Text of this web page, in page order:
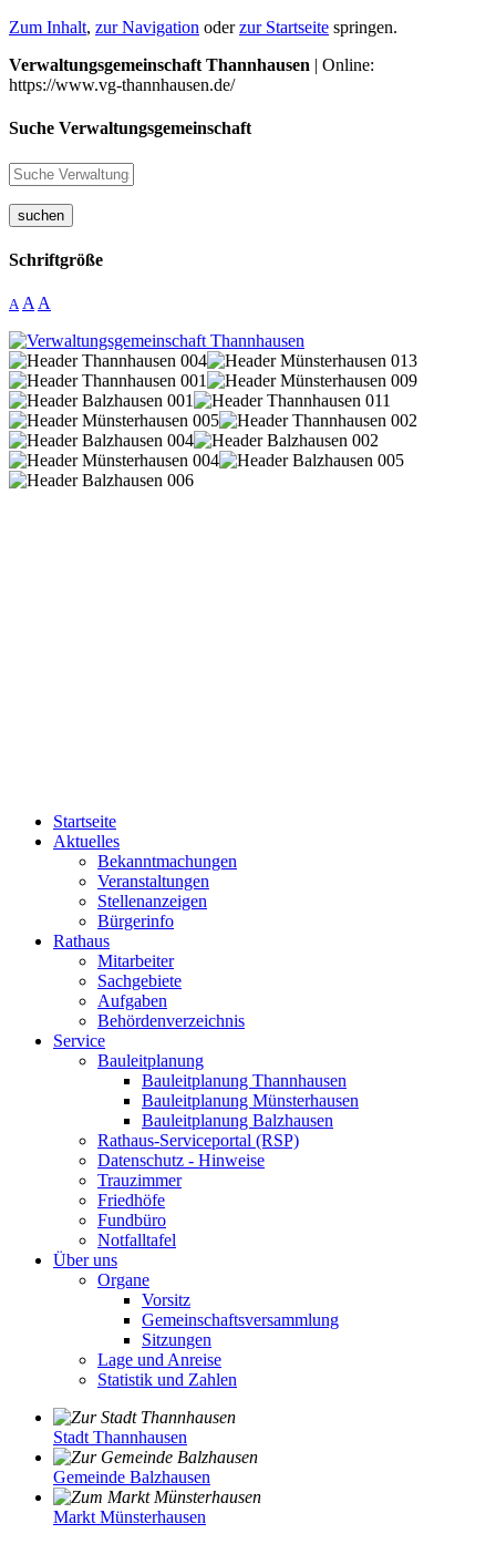
Zum Inhalt, zur Navigation oderzur Startseite springen.
Verwaltungsgemeinschaft Thannhausen | Online:
https://www.vg-thannhausen.de/
Suche Verwaltungsgemeinschaft
suchen
Schriftgröße
A A A
Startseite
Aktuelles
Bekanntmachungen
Veranstaltungen
Stellenanzeigen
Bürgerinfo
Rathaus
Mitarbeiter
Sachgebiete
Aufgaben
Behördenverzeichnis
Service
Bauleitplanung
Bauleitplanung Thannhausen
Bauleitplanung Münsterhausen
Bauleitplanung Balzhausen
Rathaus-Serviceportal (RSP)
Datenschutz - Hinweise
Trauzimmer
Friedhöfe
Fundbüro
Notfalltafel
Über uns
Organe
Vorsitz
Gemeinschaftsversammlung
Sitzungen
Lage und Anreise
Statistik und Zahlen
Stadt Thannhausen
Gemeinde Balzhausen
Markt Münsterhausen